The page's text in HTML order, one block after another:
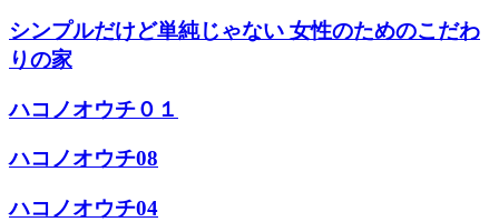
シンプルだけど単純じゃない 女性のためのこだわ
りの家
ハコノオウチ０１
ハコノオウチ08
ハコノオウチ04